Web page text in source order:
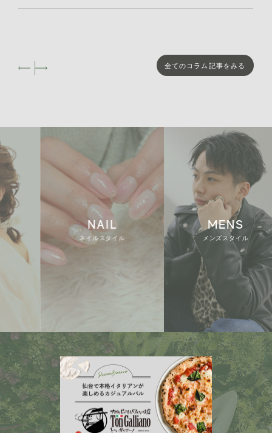
2024年4月 [3] 全てのコラム記事をみる
NAIL
ネイルスタイル
MENS
メンズスタイル